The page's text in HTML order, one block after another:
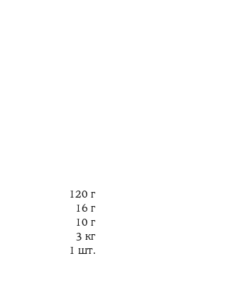
120 г
16 г
10 г
3 кг
1 шт.